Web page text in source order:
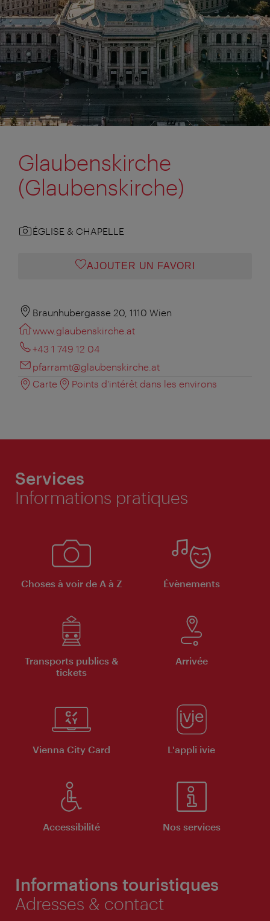
Glaubenskirche
(Glaubenskirche)
ÉGLISE & CHAPELLE
AJOUTER UN FAVORI
Braunhubergasse 20, 1110 Wien
www.glaubenskirche.at
+43 1 749 12 04
pfarramt@glaubenskirche.at
Carte
Points d'intérêt dans les environs
Services
Informations pratiques
Choses à voir de A à Z Évènements
Transports publics &
tickets
Arrivée
Vienna City Card L'appli ivie
Accessibilité Nos services
Informations touristiques
Adresses & contact